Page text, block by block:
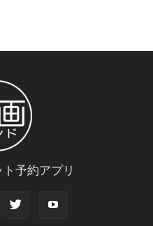
予約アプリ